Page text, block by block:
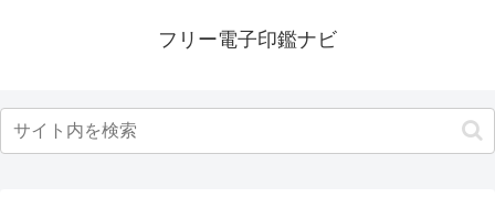
フリー電子印鑑ナビ